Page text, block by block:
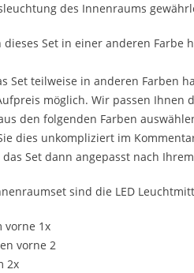
des Innenraums
dieses Set in einer anderen Farbe
Set teilweise in anderen Farben
möglich. Wir passen Ihnen
den folgenden Farben
dies unkompliziert im
Set dann angepasst nach
sind die LED
vorne 1x
vorne 2
2x